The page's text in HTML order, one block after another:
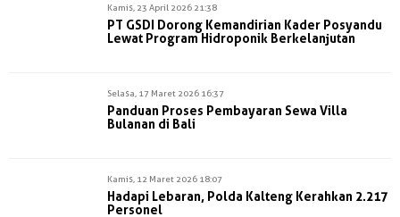
Kamis, 23 April 2026 21:38
PT GSDI Dorong Kemandirian Kader Posyandu
Lewat Program Hidroponik Berkelanjutan
Selasa, 17 Maret 2026 16:37
Panduan Proses Pembayaran Sewa Villa
Bulanan di Bali
Kamis, 12 Maret 2026 18:07
Hadapi Lebaran, Polda Kalteng Kerahkan 2.217
Personel